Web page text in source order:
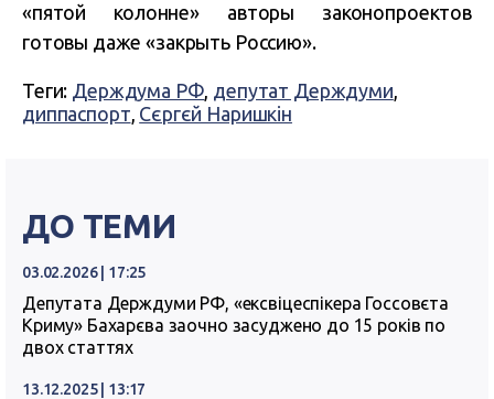
«пятой колонне» авторы законопроектов
готовы даже «закрыть Россию».
Теги: Держдума РФ, депутат Держдуми,
диппаспорт, Сєргєй Наришкін
ДО ТЕМИ
03.02.2026 | 17:25
Депутата Держдуми РФ, «ексвіцеспікера Госсовєта
Криму» Бахарєва заочно засуджено до 15 років по
двох статтях
13.12.2025 | 13:17